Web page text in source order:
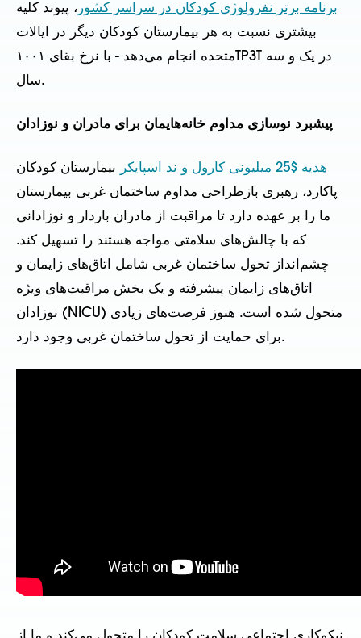
برنامه برتر نفرولوژی کودکان در سراسر کشور ، پیوند کلیه
بیشتری نسبت به هر بیمارستان کودکان دیگر در ایالات
متحده انجام می‌دهد - با نرخ بقای ۱۰۰۱TP3T در یک و سه
سال.
پیشبرد نوسازی مداوم خانه‌هایمان برای مادران و نوزادان
هدیه $25 میلیونی کارول و ند اسپایکر
بیمارستان کودکان
پاکارد، رهبری بازطراحی مداوم ساختمان غربی بیمارستان
ما را بر عهده دارد تا مراقبت از مادران باردار و نوزادانی
که با چالش‌های سلامتی مواجه هستند را تسهیل کند.
چشم‌انداز تحول ساختمان غربی شامل اتاق‌های زایمان و
اتاق‌های زایمان پیشرفته و یک بخش مراقبت‌های ویژه
نوزادان (NICU) متحول شده است. هنوز فرصت‌های زیادی
برای حمایت از تحول ساختمان غربی وجود دارد.